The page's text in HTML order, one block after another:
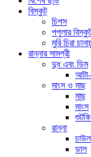
বিস্কুট
চিপস
পপুলার
মুরি চিরা
রান্নার সামগ্রী
দুধ এবং ডিম
মাংস ও মাছ
মাছ
মাংস
রান্না
চাউল
ডাল